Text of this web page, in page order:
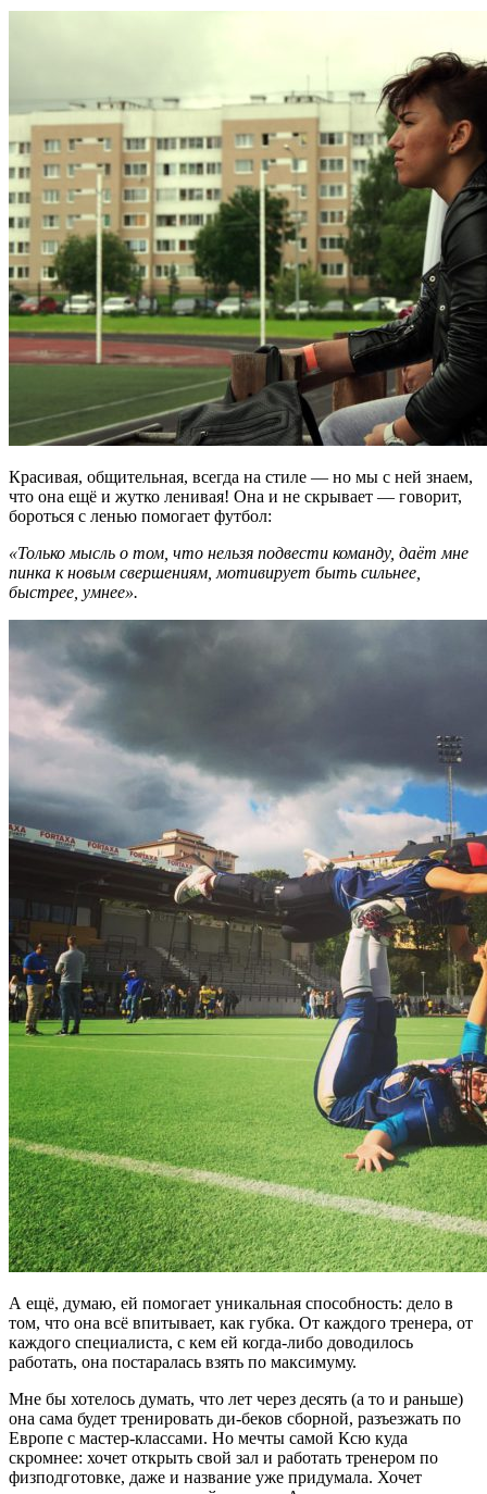
Красивая, общительная, всегда на стиле — но мы с ней знаем,
что она ещё и жутко ленивая! Она и не скрывает — говорит,
бороться с ленью помогает футбол:
«Только мысль о том, что нельзя подвести команду, даёт мне
пинка к новым свершениям, мотивирует быть сильнее,
быстрее, умнее».
А ещё, думаю, ей помогает уникальная способность: дело в
том, что она всё впитывает, как губка. От каждого тренера, от
каждого специалиста, с кем ей когда-либо доводилось
работать, она постаралась взять по максимуму.
Мне бы хотелось думать, что лет через десять (а то и раньше)
она сама будет тренировать ди-беков сборной, разъезжать по
Европе с мастер-классами. Но мечты самой Ксю куда
скромнее: хочет открыть свой зал и работать тренером по
физподготовке, даже и название уже придумала. Хочет